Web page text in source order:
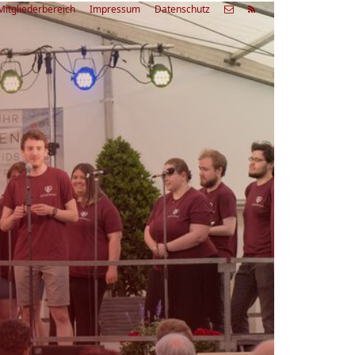
Impressum Datenschutz
Letzte Alle
Acapella Week - offen
alle
Uhr
Zum Workshop